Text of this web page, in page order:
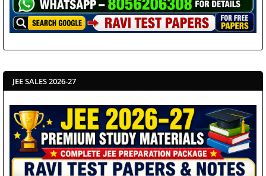
JEE SALES 2026-27